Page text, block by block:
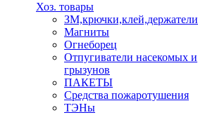
Хоз. товары
ЗМ,крючки,клей,держатели
Магниты
Огнеборец
Отпугиватели насекомых и
грызунов
ПАКЕТЫ
Средства пожаротушения
ТЭНы